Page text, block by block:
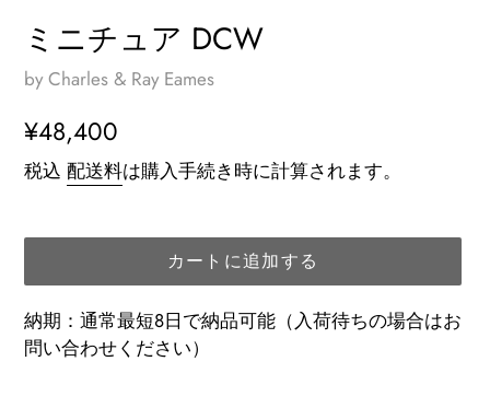
ミニチュア DCW
by Charles & Ray Eames
通
常
格
¥48,400
税込 配送料は購入手続き時に計算されます。
カートに追加する
納期：通常最短8日で納品可能（入荷待ちの場合はお
問い合わせください）